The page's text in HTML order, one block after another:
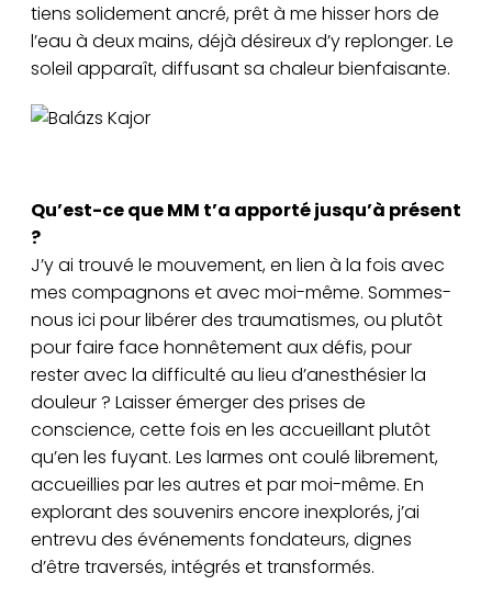
tiens solidement ancré, prêt à me hisser hors de
l’eau à deux mains, déjà désireux d’y replonger. Le
soleil apparaît, diffusant sa chaleur bienfaisante.
Qu’est-ce que MM t’a apporté jusqu’à présent
?
J’y ai trouvé le mouvement, en lien à la fois avec
mes compagnons et avec moi-même. Sommes-
nous ici pour libérer des traumatismes, ou plutôt
pour faire face honnêtement aux défis, pour
rester avec la difficulté au lieu d’anesthésier la
douleur ? Laisser émerger des prises de
conscience, cette fois en les accueillant plutôt
qu’en les fuyant. Les larmes ont coulé librement,
accueillies par les autres et par moi-même. En
explorant des souvenirs encore inexplorés, j’ai
entrevu des événements fondateurs, dignes
d’être traversés, intégrés et transformés.